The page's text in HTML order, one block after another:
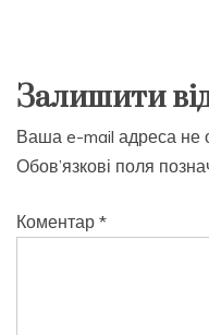
Залишити
Ваша e-mail адреса не
Обов’язкові поля
Коментар *